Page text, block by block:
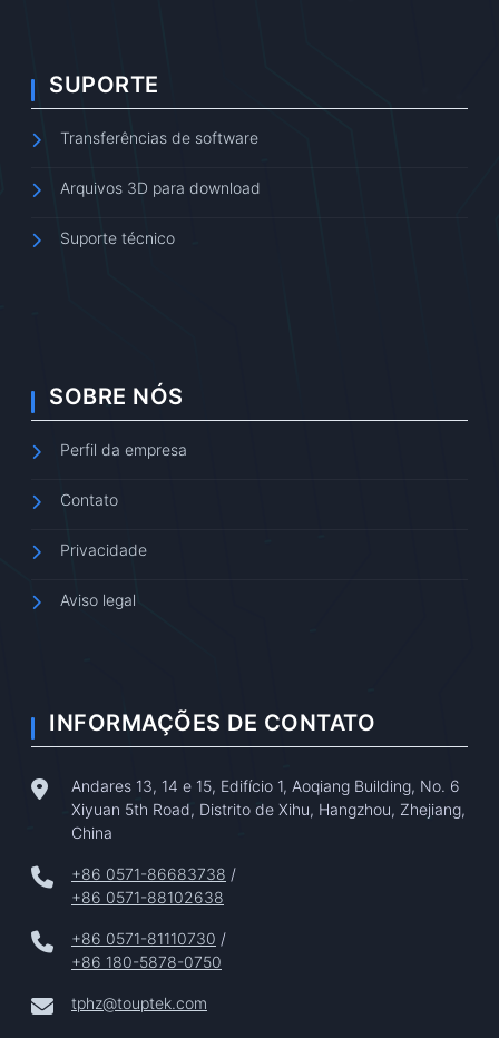
SUPORTE
Transferências de software
Arquivos 3D para download
Suporte técnico
SOBRE NÓS
Perfil da empresa
Contato
Privacidade
Aviso legal
INFORMAÇÕES DE CONTATO
Andares 13, 14 e 15, Edifício 1, Aoqiang Building, No. 6
Xiyuan 5th Road, Distrito de Xihu, Hangzhou, Zhejiang,
China
+86 0571-86683738 /
+86 0571-88102638
+86 0571-81110730 /
+86 180-5878-0750
tphz@touptek.com